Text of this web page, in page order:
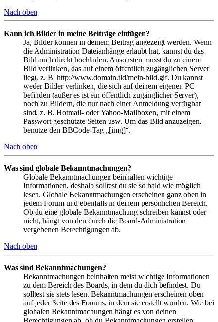
Nach oben
Kann ich Bilder in meine Beiträge einfügen?
Ja, Bilder können in deinem Beitrag angezeigt werden. Wenn
die Administration Dateianhänge erlaubt hat, kannst du das
Bild auch direkt hochladen. Ansonsten musst du zu einem
Bild verlinken, das auf einem öffentlich zugänglichen Server
liegt, z. B. http://www.domain.tld/mein-bild.gif. Du kannst
weder Bilder verlinken, die sich auf deinem eigenen PC
befinden (außer es ist ein öffentlich zugänglicher Server),
noch zu Bildern, die nur nach einer Anmeldung verfügbar
sind, z. B. Hotmail- oder Yahoo-Mailboxen, mit einem
Passwort geschützte Seiten usw. Um das Bild anzuzeigen,
benutze den BBCode-Tag „[img]“.
Nach oben
Was sind globale Bekanntmachungen?
Globale Bekanntmachungen beinhalten wichtige
Informationen, deshalb solltest du sie so bald wie möglich
lesen. Globale Bekanntmachungen erscheinen ganz oben in
jedem Forum und ebenfalls in deinem persönlichen Bereich.
Ob du eine globale Bekanntmachung schreiben kannst oder
nicht, hängt von den durch die Board-Administration
vergebenen Berechtigungen ab.
Nach oben
Was sind Bekanntmachungen?
Bekanntmachungen beinhalten meist wichtige Informationen
zu dem Bereich des Boards, in dem du dich befindest. Du
solltest sie stets lesen. Bekanntmachungen erscheinen oben
auf jeder Seite des Forums, in dem sie erstellt wurden. Wie bei
globalen Bekanntmachungen hängt es von deinen
Berechtigungen ab, ob du Bekanntmachungen erstellen